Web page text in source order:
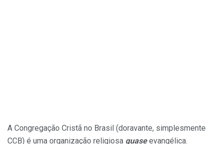
A Congregação Cristã no Brasil (doravante, simplesmente
CCB) é uma organização religiosa quase evangélica.